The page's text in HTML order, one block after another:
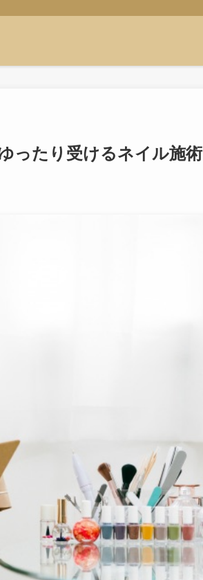
ったり受けるネイル施術